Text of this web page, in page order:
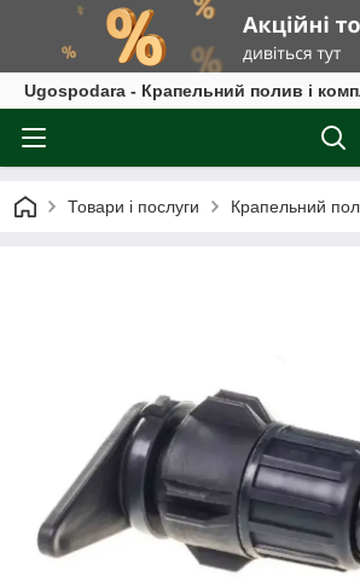
Ugospodara - Крапельний полив і
Товари і послуги Крапельний